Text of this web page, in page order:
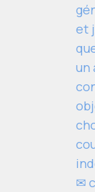
et
un
✉